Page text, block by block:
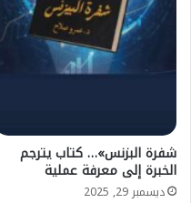
شفرة البزنس»… كتاب يترجم
الخبرة إلى معرفة عملية
ديسمبر 29, 2025